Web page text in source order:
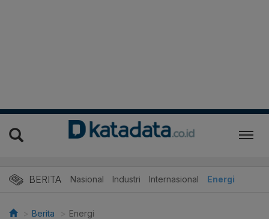
BERITA Nasional Industri Internasional Energi
Berita Energi